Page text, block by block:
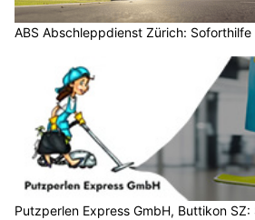
ABS Abschleppdienst Zürich:
Putzperlen Express GmbH, Buttikon